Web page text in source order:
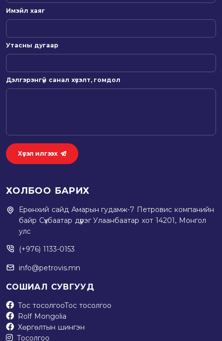
Имэйл хаяг
Утасны дугаар
Дэлгэрэнгүй санал хүсэлт, гомдол
Хүсэл илгээх
ХОЛБОО БАРИХ
Ерөнхий сайд Амарын гудамж-7 Петровис компанийн
байр Сүхбаатар дүүрэг Улаанбаатар хот 14201, Монгол
улс
(+976) 1133-0153
info@petrovis.mn
СОШИАЛ СУВГУУД
Тос тосолгооТос тосолгоо
Rolf Mongolia
Хөргөлтын шингэн
Тосолгоо